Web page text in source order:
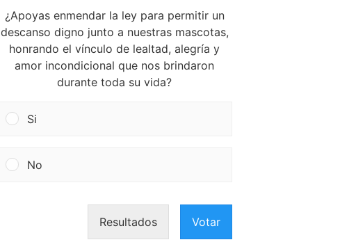
¿Apoyas enmendar la ley para permitir un
descanso digno junto a nuestras mascotas,
honrando el vínculo de lealtad, alegría y
amor incondicional que nos brindaron
durante toda su vida?
Si
No
Resultados Votar